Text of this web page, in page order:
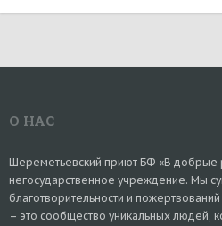
О НАС
Шереметьевский приют БФ «В добрые
негосударственное учреждение. Мы
благотворительности и
– это сообщество уникальных людей,